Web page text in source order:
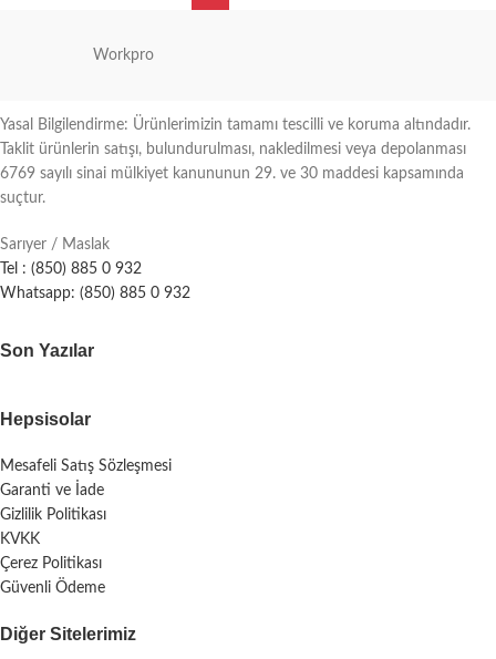
Workpro
Yasal Bilgilendirme: Ürünlerimizin tamamı tescilli ve koruma altındadır.
Taklit ürünlerin satışı, bulundurulması, nakledilmesi veya depolanması
6769 sayılı sinai mülkiyet kanununun 29. ve 30 maddesi kapsamında
suçtur.
Sarıyer / Maslak
Tel : (850) 885 0 932
Whatsapp: (850) 885 0 932
Son Yazılar
Hepsisolar
Mesafeli Satış Sözleşmesi
Garanti ve İade
Gizlilik Politikası
KVKK
Çerez Politikası
Güvenli Ödeme
Diğer Sitelerimiz